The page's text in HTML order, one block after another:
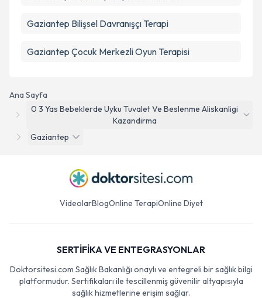
Ana Sayfa
0 3 Yas Bebeklerde Uyku Tuvalet Ve Beslenme Aliskanligi
Kazandirma
Gaziantep
Gaziantep Bilişsel Davranışçı Terapi
Gaziantep Çocuk Merkezli Oyun Terapisi
VideolarBlogOnline TerapiOnline Diyet
SERTİFİKA VE ENTEGRASYONLAR
Doktorsitesi.com Sağlık Bakanlığı onaylı ve entegreli bir sağlık bilgi
platformudur. Sertifikaları ile tescillenmiş güvenilir altyapısıyla
sağlık hizmetlerine erişim sağlar.